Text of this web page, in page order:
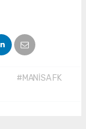
#MANİSA FK